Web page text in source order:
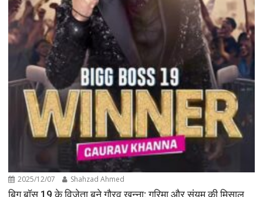
2025/12/07 Shahzad Ahmed
बिग बॉस 19 के विजेता बने गौरव खन्ना: गरिमा और संयम की मिसाल